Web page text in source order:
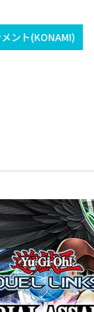
ント(KONAMI)